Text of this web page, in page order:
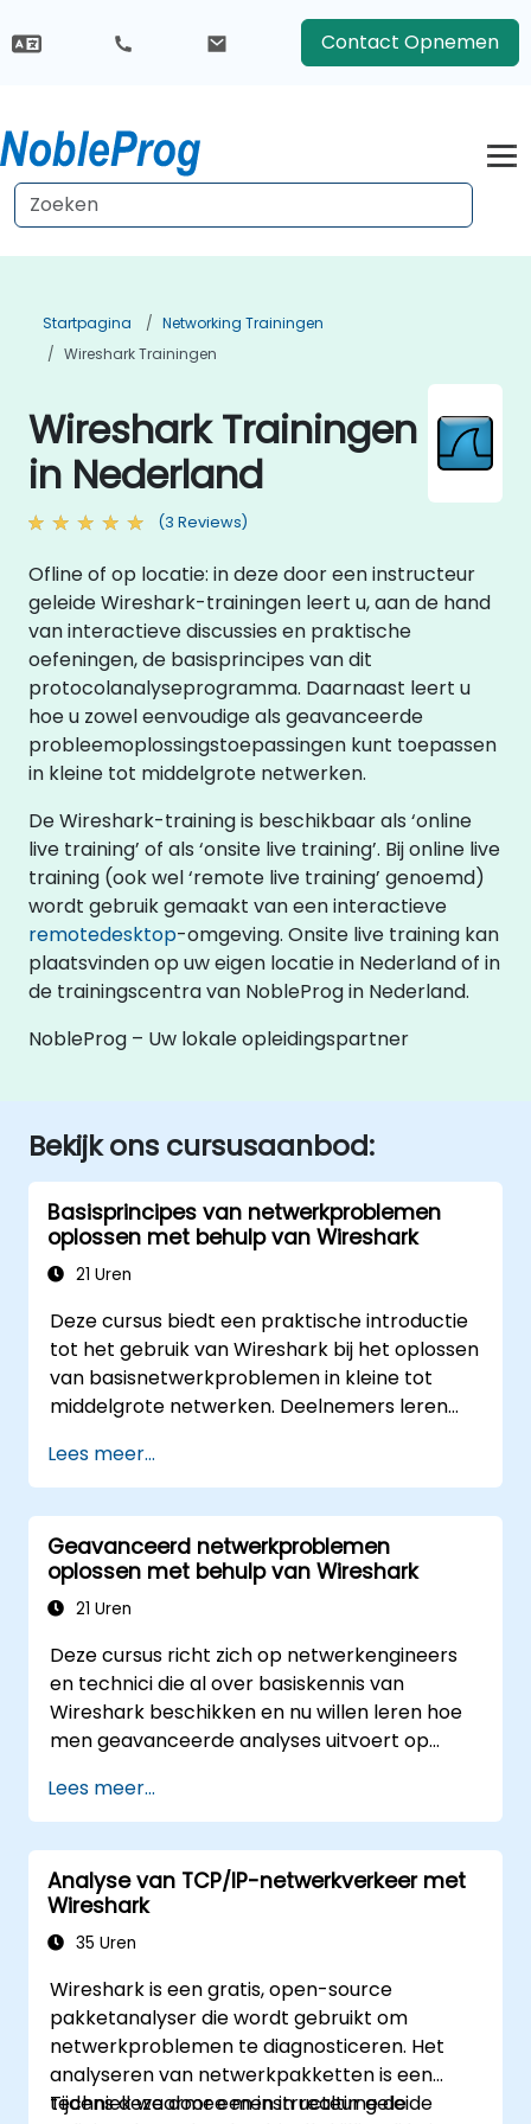
Contact Opnemen
Startpagina
Networking Trainingen
Wireshark Trainingen
Wireshark Trainingen
in Nederland
(3 Reviews)
Ofline of op locatie: in deze door een instructeur
geleide Wireshark-trainingen leert u, aan de hand
van interactieve discussies en praktische
oefeningen, de basisprincipes van dit
protocolanalyseprogramma. Daarnaast leert u
hoe u zowel eenvoudige als geavanceerde
probleemoplossingstoepassingen kunt toepassen
in kleine tot middelgrote netwerken.
De Wireshark-training is beschikbaar als ‘online
live training’ of als ‘onsite live training’. Bij online live
training (ook wel ‘remote live training’ genoemd)
wordt gebruik gemaakt van een interactieve
remotedesktop-omgeving. Onsite live training kan
plaatsvinden op uw eigen locatie in Nederland of in
de trainingscentra van NobleProg in Nederland.
NobleProg – Uw lokale opleidingspartner
Bekijk ons cursusaanbod:
Basisprincipes van netwerkproblemen
oplossen met behulp van Wireshark
21 Uren
Deze cursus biedt een praktische introductie
tot het gebruik van Wireshark bij het oplossen
van basisnetwerkproblemen in kleine tot
middelgrote netwerken. Deelnemers leren
weergavefilters toepassen en statistieken,
tijdsverloop, bandbreedte, latentie en
pakketverlies analyseren. Het onderwijs is
volledig praktijkgericht en geeft deelnemers
de benodigde vaardigheden om
veelvoorkomende prestatie- en
netwerken te diagnosticeren.
Lees meer...
Geavanceerd netwerkproblemen
oplossen met behulp van Wireshark
21 Uren
Deze cursus richt zich op netwerkengineers
en technici die al over basiskennis van
Wireshark beschikken en nu willen leren hoe
men geavanceerde analyses uitvoert op
vaardigheden om prestatie-, toepassings- en
beveiligingsproblemen te identificeren en
oplossen – waaronder problemen in VoIP,
DNS, databases en diverse vormen van
netwerkaanvallen. Er wordt gebruikgemaakt
van commandoregeltools, geavanceerde
sterk praktijkgericht en gebaseerd op echte
bedrijfsnetwerksituaties.
Lees meer...
Analyse van TCP/IP-netwerkverkeer met
Wireshark
35 Uren
Wireshark is een gratis, open-source
pakketanalyser die wordt gebruikt om
netwerkproblemen te diagnosticeren. Het
analyseren van netwerkpakketten is een
techniek waarmee men in realtime de
Tijdens deze door een instructeur geleide